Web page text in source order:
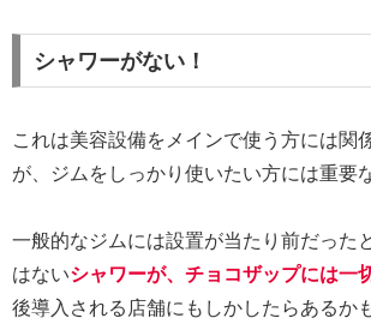
シャワーがない！
これは美容設備をメインで使う方には関
が、ジムをしっかり使いたい方には重要
一般的なジムには設置が当たり前だった
はないシャワーが、チョコザップには一
後導入される店舗にもしかしたらあるか